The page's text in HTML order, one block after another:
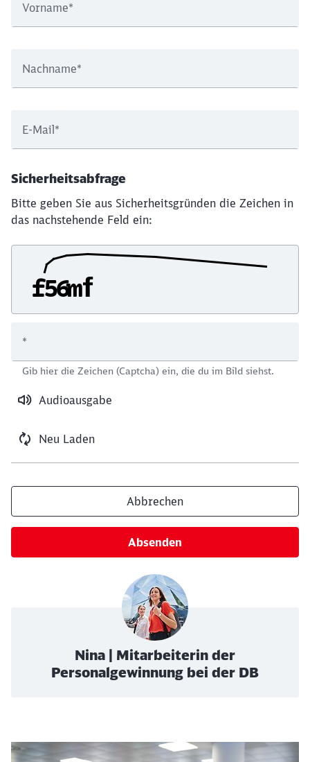
Vorname*
Nachname*
E-Mail*
Sicherheitsabfrage
Bitte geben Sie aus Sicherheitsgründen die Zeichen in
das nachstehende Feld ein:
Audioausgabe
Neu Laden
*
Gib hier die Zeichen (Captcha) ein, die du im Bild siehst.
Abbrechen
Absenden
Nina | Mitarbeiterin der
Personalgewinnung bei der DB
Schließen
Möchten Sie zuweitergeleitet